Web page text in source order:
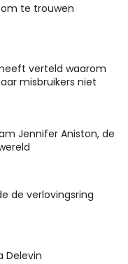
om te trouwen
verteld waarom
misbruikers niet
Jennifer Aniston, de
de verlovingsring
Delevin